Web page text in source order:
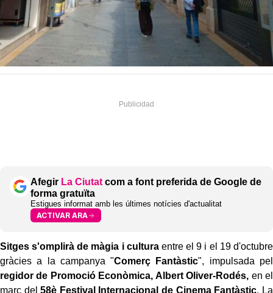
Afegir La Ciutatcom a font preferida de Google de
forma gratuïta
Estigues informat amb les últimes notícies d'actualitat
ACTIVAR ARA
Sitges s'omplirà de màgia i cultura entre el 9 i el 19 d'octubre
gràcies a la campanya "Comerç Fantàstic", impulsada pel
regidor de Promoció Econòmica, Albert Oliver-Rodés, en el
marc del58è Festival Internacional de Cinema Fantàstic. La